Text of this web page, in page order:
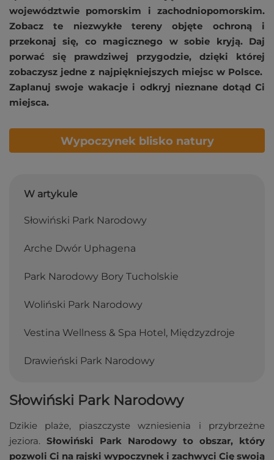
województwie pomorskim i zachodniopomorskim.
Zobacz te niezwykłe tereny objęte ochroną i
przekonaj się, co magicznego w sobie kryją. Daj
porwać się prawdziwej przygodzie, dzięki której
zobaczysz jedne z najpiękniejszych miejsc w Polsce.
Zaplanuj swoje wakacje i odkryj nieznane dotąd Ci
miejsca.
Wypoczynek blisko natury
W artykule
Słowiński Park Narodowy
Arche Dwór Uphagena
Park Narodowy Bory Tucholskie
Woliński Park Narodowy
Vestina Wellness & Spa Hotel, Międzyzdroje
Drawieński Park Narodowy
Słowiński Park Narodowy
Dzikie plaże, piaszczyste wzniesienia i przybrzeżne
jeziora. Słowiński Park Narodowy to obszar, który
pozwoli Ci na rajski wypoczynek i zachwyci Cię swoją